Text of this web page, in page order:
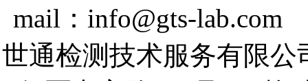
mail：info@gts-
世通检测技术服务有限